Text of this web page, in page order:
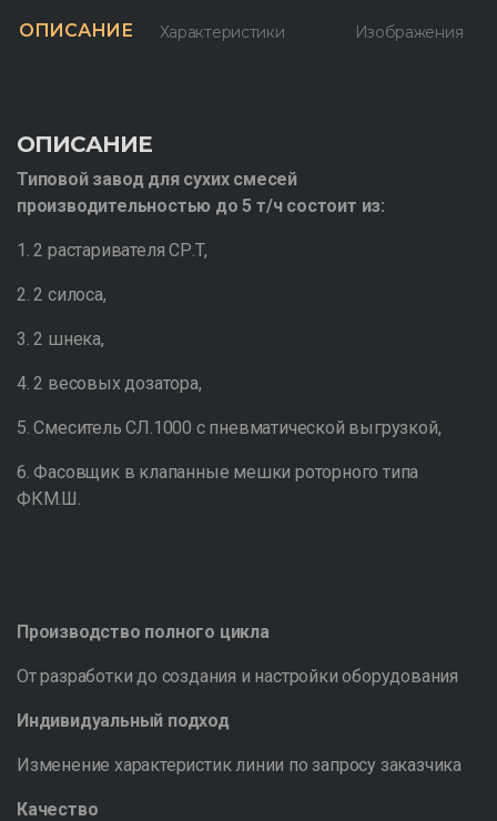
ОПИСАНИЕ Характеристики Изображения
ОПИСАНИЕ
Типовой завод для сухих смесей
производительностью до 5 т/ч состоит из:
1. 2 растаривателя СР.Т,
2. 2 силоса,
3. 2 шнека,
4. 2 весовых дозатора,
5. Смеситель СЛ.1000 с пневматической выгрузкой,
6. Фасовщик в клапанные мешки роторного типа
ФКМ.Ш.
Производство полного цикла
От разработки до создания и настройки оборудования
Индивидуальный подход
Изменение характеристик линии по запросу заказчика
Качество